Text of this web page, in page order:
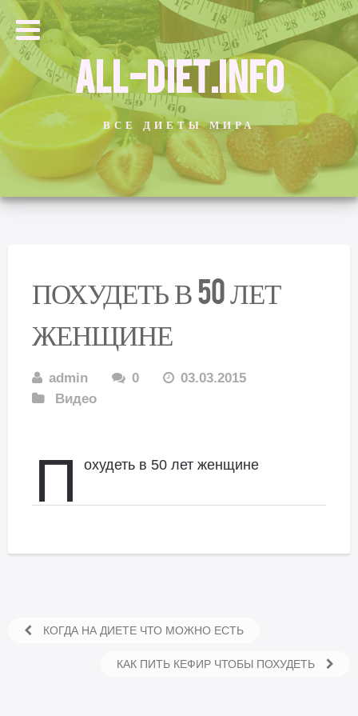
ALL-DIET.INFO
ВСЕ ДИЕТЫ МИРА
ПОХУДЕТЬ В 50 ЛЕТ
ЖЕНЩИНЕ
admin 0
03.03.2015
Видео
П охудеть в 50 лет женщине
КОГДА НА ДИЕТЕ ЧТО МОЖНО ЕСТЬ
КАК ПИТЬ КЕФИР ЧТОБЫ ПОХУДЕТЬ